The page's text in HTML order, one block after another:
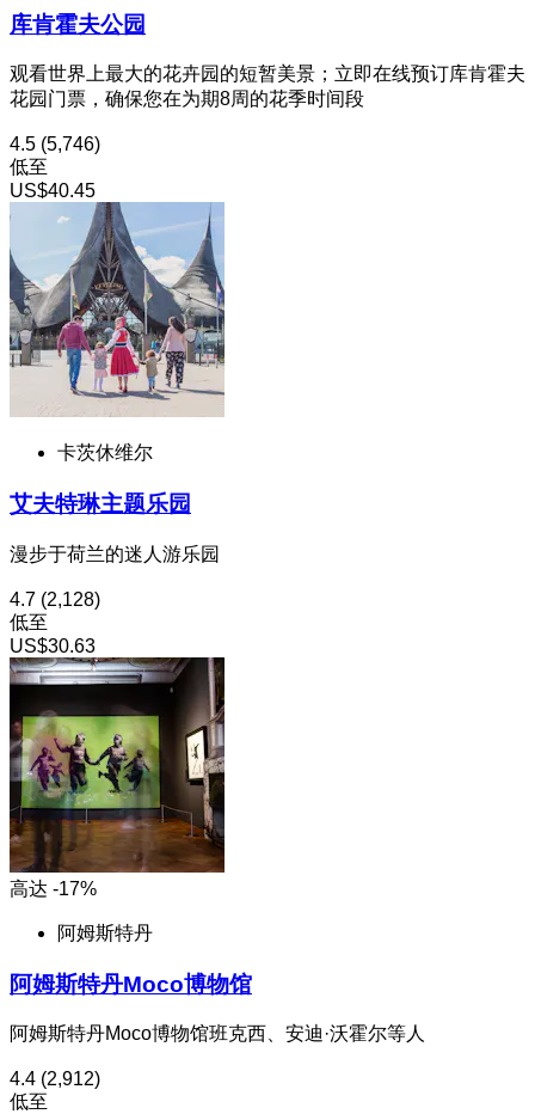
库肯霍夫公园
观看世界上最大的花卉园的短暂美景；立即在线预订库肯霍夫
花园门票，确保您在为期8周的花季时间段
4.5 (5,746)
低至
US$40.45
卡茨休维尔
艾夫特琳主题乐园
漫步于荷兰的迷人游乐园
4.7 (2,128)
低至
US$30.63
高达 -17%
阿姆斯特丹
阿姆斯特丹Moco博物馆
阿姆斯特丹Moco博物馆班克西、安迪·沃霍尔等人
4.4 (2,912)
低至